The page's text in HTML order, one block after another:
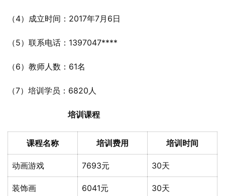
（4）成立时间：2017年7月6日
（5）联系电话：1397047****
（6）教师人数：61名
（7）培训学员：6820人
培训课程
课程名称 培训费用 培训时间
动画游戏 7693元 30天
装饰画 6041元 30天